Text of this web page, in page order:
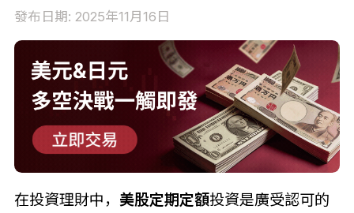
發布日期: 2025年11月16日
在投資理財中， 美股定期定額投資是廣受認可的